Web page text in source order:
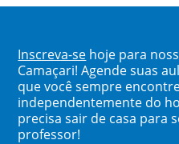
Inscreva-se hoje para
Camaçari! Agende suas
que você sempre
independentemente do
precisa sair de casa para
professor!